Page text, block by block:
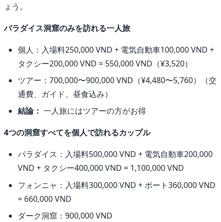
ょう。
パラダイス洞窟のみを訪れる一人旅
個人：入場料250,000 VND + 電気自動車100,000 VND +
タクシー200,000 VND = 550,000 VND（¥3,520）
ツアー：700,000〜900,000 VND（¥4,480〜5,760）（交
通費、ガイド、昼食込み）
結論： 一人旅にはツアーの方がお得
4つの洞窟すべてを個人で訪れるカップル
パラダイス：入場料500,000 VND + 電気自動車200,000
VND + タクシー400,000 VND = 1,100,000 VND
フォンニャ：入場料300,000 VND + ボート360,000 VND
= 660,000 VND
ダーク洞窟：900,000 VND